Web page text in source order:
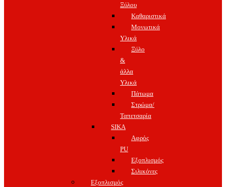
Ξύλου
Καθαριστικά
Μονωτικά
Υλικά
Ξύλο
&
άλλα
Υλικά
Πάτωμα
Στρώμα/
Ταπετσαρία
SIKA
Αφρός
PU
Εξοπλισμός
Σιλικόνες
Εξοπλισμός